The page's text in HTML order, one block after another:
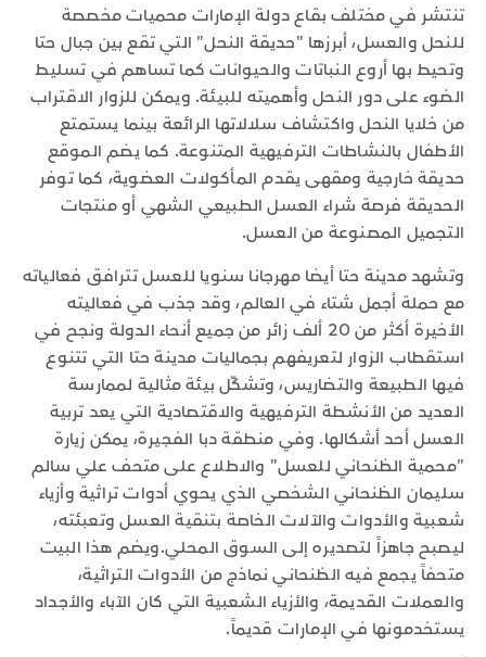
تنتشر في مختلف بقاع دولة الإمارات محميات مخصصة
للنحل والعسل، أبرزها "حديقة النحل" التي تقع بين جبال حتا
وتحيط بها أروع النباتات والحيوانات كما تساهم في تسليط
الضوء على دور النحل وأهميته للبيئة. ويمكن للزوار الاقتراب
من خلايا النحل واكتشاف سلالاتها الرائعة بينما يستمتع
الأطفال بالنشاطات الترفيهية المتنوعة. كما يضم الموقع
حديقة خارجية ومقهى يقدم المأكولات العضوية، كما توفر
الحديقة فرصة شراء العسل الطبيعي الشهي أو منتجات
التجميل المصنوعة من العسل.
وتشهد مدينة حتا أيضا مهرجانا سنويا للعسل تترافق فعالياته
مع حملة أجمل شتاء في العالم، وقد جذب في فعاليته
الأخيرة أكثر من 20 ألف زائر من جميع أنحاء الدولة ونجح في
استقطاب الزوار لتعريفهم بجماليات مدينة حتا التي تتنوع
فيها الطبيعة والتضاريس، وتشكّل بيئة مثالية لممارسة
العديد من الأنشطة الترفيهية والاقتصادية التي يعد تربية
العسل أحد أشكالها. وفي منطقة دبا الفجيرة، يمكن زيارة
"محمية الظنحاني للعسل" والاطلاع على متحف علي سالم
سليمان الظنحاني الشخصي الذي يحوي أدوات تراثية وأزياء
شعبية والأدوات والآلات الخاصة بتنقية العسل وتعبئته،
ليصبح جاهزاً لتصديره إلى السوق المحلي.ويضم هذا البيت
متحفاً يجمع فيه الظنحاني نماذج من الأدوات التراثية،
والعملات القديمة، والأزياء الشعبية التي كان الآباء والأجداد
يستخدمونها في الإمارات قديماً.